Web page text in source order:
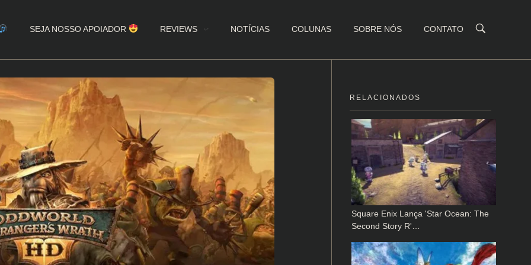
SEJA NOSSO APOIADOR REVIEWS NOTÍCIAS COLUNAS SOBRE NÓS CONTATO
RELACIONADOS
Square Enix Lança 'Star Ocean: The
Second Story R'…